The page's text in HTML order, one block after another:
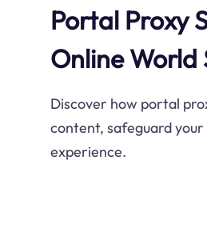
Portal Proxy
Online World
Discover how portal
content, safeguard
experience.